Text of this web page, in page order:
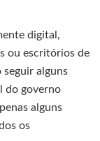
digital,
ou escritórios de
seguir alguns
do governo
alguns
os